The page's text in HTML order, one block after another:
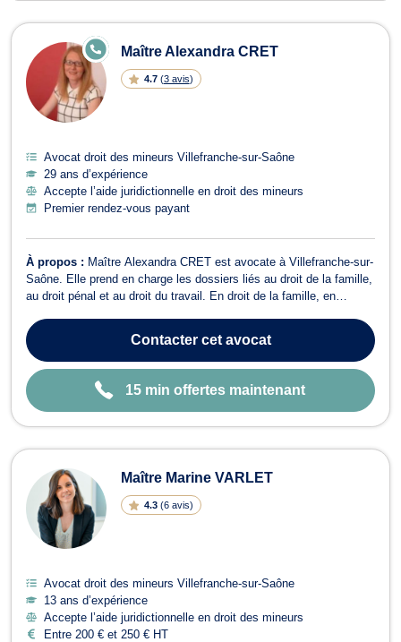
Avocats en droit des mineurs à
Maître Alexandra CRET
4.7 (3 avis)
E
N
G
N
E
Avocat droit des mineurs Villefranche-sur-Saône
29 ans d’expérience
Accepte l’aide juridictionnelle en droit des mineurs
Premier rendez-vous payant
À propos : Maître Alexandra CRET est avocate à Villefranche-sur-
Saône. Elle prend en charge les dossiers liés au droit de la famille,
au droit pénal et au droit du travail. En droit de la famille, en
Maître CRET dispose d’un vaste champ de compétences. En effet,
ell...
Contactercet avocat
15 min offertes maintenant
Maître Marine VARLET
4.3 (6 avis)
Avocat droit des mineurs Villefranche-sur-Saône
13 ans d’expérience
Accepte l’aide juridictionnelle en droit des mineurs
Entre 200 € et 250 € HT